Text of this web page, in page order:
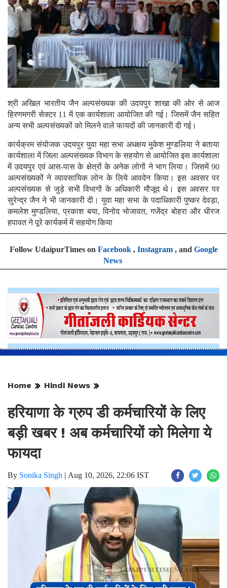
श्री अखिल भारतीय जैन अल्पसंख्यक की उदयपुर शाखा की ओर से आज
हिरणमगरी सेक्टर 11 में एक कार्यशाला आयोजित की गई। जिसमें जैन सहित
अन्य सभी अल्पसंख्यकों को मिलने वाले फायदों की जानकारी दी गई।
कार्यक्रम संयोजक उदयपुर युवा महा सभा अधक्षय मुकेश मुण्डलिया ने बताया
कार्यशाला में जिला अल्पसंख्यक विभाग के सहयोग से आयोजित इस कार्यशाला
में उदयपुर एवं आस-पास के क्षेत्रों के अनेक लोगों ने भाग लिया। जिसमें 90
अल्पसंख्यकों ने व्यावसायिक लोन के लिये आवदेन किया। इस अवसर पर
अल्पसंख्यक से जुड़े सभी विभागों के अधिकारी मौजूद थे। इस अवसर पर
सुरेन्द्र जैन ने भी जानकारी दी। युवा महा सभा के पदाधिकारी पुष्कर देवड़ा,
कमलेश मुण्डलिया, प्रकाश बया, विनोद भोजावत, गजेंद्र बोहरा और धीरज
हपावत ने पूरे कार्यकर्म में सहयोग किया
Follow UdaipurTimes on Facebook, Instagram, and Google
News
Home Hindi News
हरियाणा के ग्रुप डी कर्मचारियों के लिए
बड़ी खबर ! अब कर्मचारियों को मिलेगा ये
फायदा
By Sonika Singh | Aug 10, 2026, 22:06 IST